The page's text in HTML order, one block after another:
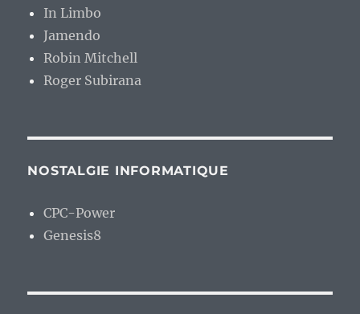
In Limbo
Jamendo
Robin Mitchell
Roger Subirana
NOSTALGIE INFORMATIQUE
CPC-Power
Genesis8